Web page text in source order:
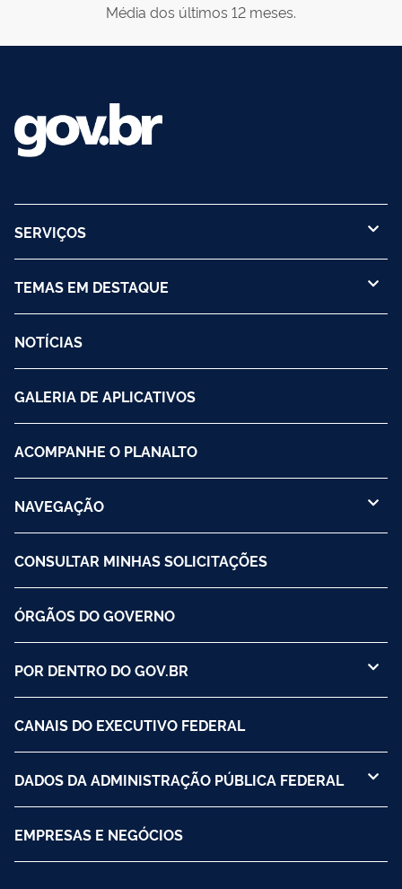
Média dos últimos 12 meses.
SERVIÇOS
TEMAS EM DESTAQUE
NOTÍCIAS
GALERIA DE APLICATIVOS
ACOMPANHE O PLANALTO
NAVEGAÇÃO
CONSULTAR MINHAS SOLICITAÇÕES
ÓRGÃOS DO GOVERNO
POR DENTRO DO GOV.BR
CANAIS DO EXECUTIVO FEDERAL
DADOS DA ADMINISTRAÇÃO PÚBLICA FEDERAL
EMPRESAS E NEGÓCIOS